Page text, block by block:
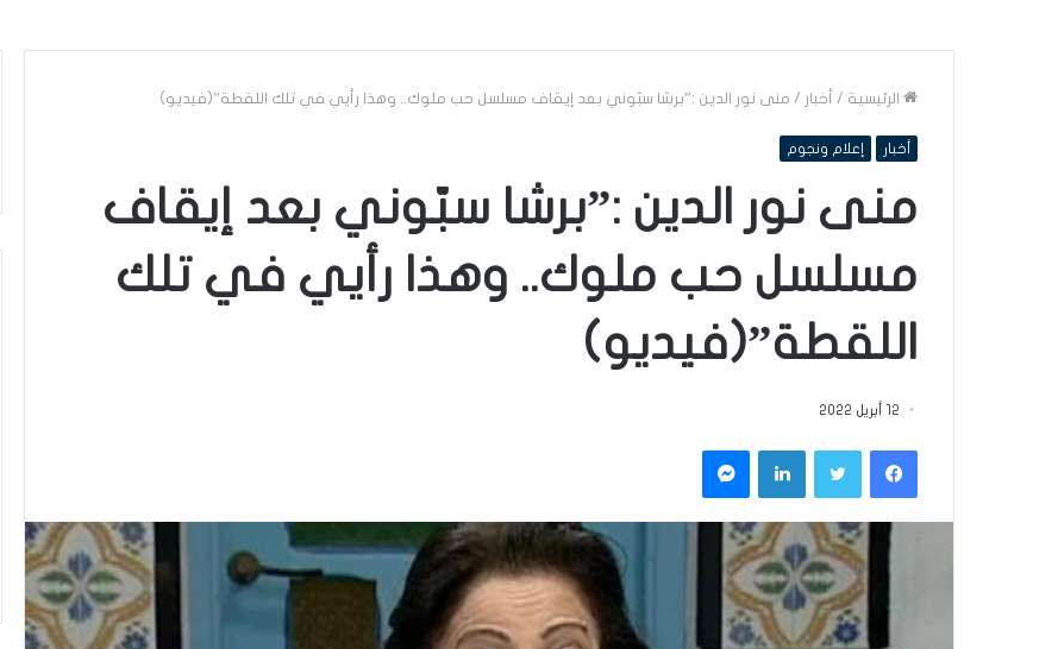
الرئيسية / أخبار / منى نور الدين :”برشا سبّوني بعد إيقاف مسلسل حب ملوك.. وهذا رأيي في تلك اللقطة”(فيديو)
أخبار إعلام ونجوم
منى نور الدين :”برشا سبّوني بعد إيقاف
مسلسل حب ملوك.. وهذا رأيي في تلك
اللقطة”(فيديو)
12 أبريل 2022
فيسبوكتويتر لينكدإن ماسنجر